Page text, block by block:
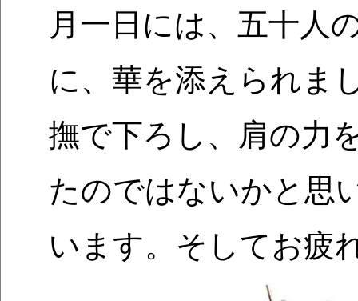
月一日には、五十人
に、華を添えられま
撫で下ろし、肩の力
たのではないかと思
います。そしてお疲